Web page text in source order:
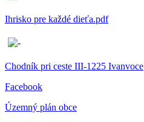
Ihrisko pre každé dieťa.pdf
Chodník pri ceste III-1225 Ivanvoce
Facebook
Územný plán obce